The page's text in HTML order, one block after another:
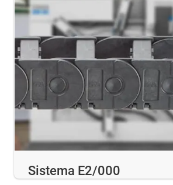
Sistema E2/000